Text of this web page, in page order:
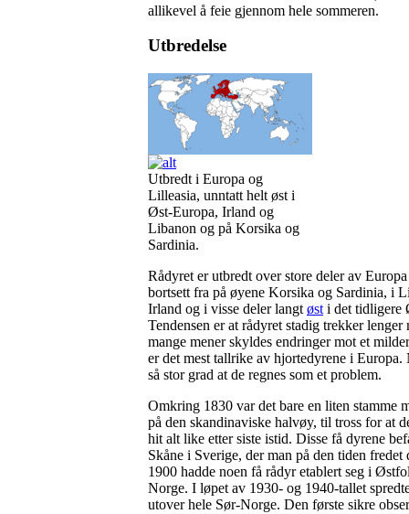
allikevel å feie gjennom hele sommeren.
Utbredelse
Utbredt i Europa og
Lilleasia, unntatt helt øst i
Øst-Europa, Irland og
Libanon og på Korsika og
Sardinia.
Rådyret er utbredt over store deler av
bortsett fra på øyene Korsika og Sardinia, i
Irland og i visse deler langt øst i det tidligere
Tendensen er at rådyret stadig trekker
mange mener skyldes endringer mot et
er det mest tallrike av hjortedyrene i Europa.
så stor grad at de regnes som et problem.
Omkring 1830 var det bare en liten stamme
på den skandinaviske halvøy, til tross for at
hit alt like etter siste istid. Disse få dyrene
Skåne i Sverige, der man på den tiden fredet
1900 hadde noen få rådyr etablert seg i
Norge. I løpet av 1930- og 1940-tallet
utover hele Sør-Norge. Den første sikre